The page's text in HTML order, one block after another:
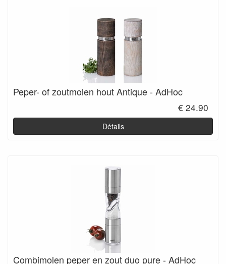
Peper- of zoutmolen hout Antique - AdHoc
€ 24.90
Détails
Combimolen peper en zout duo pure - AdHoc